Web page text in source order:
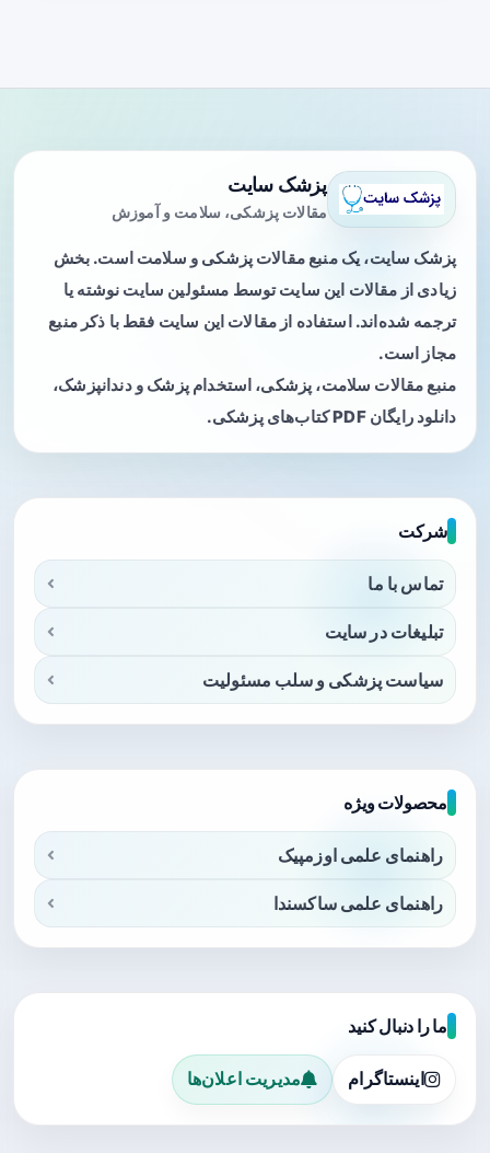
پزشک سایت
مقالات پزشکی، سلامت و آموزش
پزشک سایت، یک منبع مقالات پزشکی و سلامت است. بخش
زیادی از مقالات این سایت توسط مسئولین سایت نوشته یا
ترجمه شده‌اند. استفاده از مقالات این سایت فقط با ذکر منبع
مجاز است.
منبع مقالات سلامت، پزشکی، استخدام پزشک و دندانپزشک،
دانلود رایگان PDF کتاب‌های پزشکی.
شرکت
تماس با ما
تبلیغات در سایت
سیاست پزشکی و سلب مسئولیت
محصولات ویژه
راهنمای علمی اوزمپیک
راهنمای علمی ساکسندا
ما را دنبال کنید
اینستاگرام مدیریت اعلان‌ها